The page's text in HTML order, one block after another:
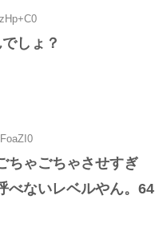
しょ？
ちゃごちゃさせすぎ
べないレベルやん。64